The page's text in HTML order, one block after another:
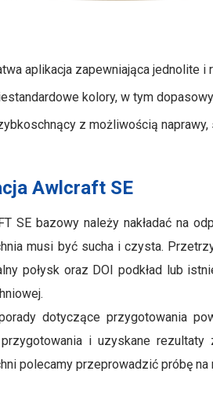
aplikacja zapewniająca jednolite i
kolory, w tym
z możliwością
Awlcraft SE
SE bazowy należy nakładać na
musi być sucha i czysta.
połysk oraz DOI podkład lub
dotyczące przygotowania
i uzyskane
polecamy przeprowadzić próbę na